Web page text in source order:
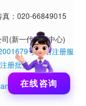
：020-66849015
(新一代数据中心)
号域名注册服
册批复公示
在线咨询